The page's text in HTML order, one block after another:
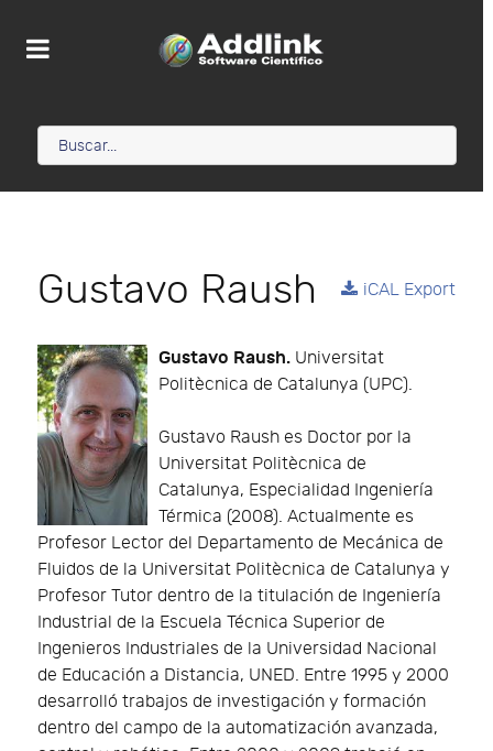
Gustavo Raush iCAL Export
Gustavo Raush. Universitat
Politècnica de Catalunya (UPC).
Gustavo Raush es Doctor por la
Universitat Politècnica de
Catalunya, Especialidad Ingeniería
Térmica (2008). Actualmente es
Profesor Lector del Departamento de Mecánica de
Fluidos de la Universitat Politècnica de Catalunya y
Profesor Tutor dentro de la titulación de Ingeniería
Industrial de la Escuela Técnica Superior de
Ingenieros Industriales de la Universidad Nacional
de Educación a Distancia, UNED. Entre 1995 y 2000
desarrolló trabajos de investigación y formación
dentro del campo de la automatización avanzada,